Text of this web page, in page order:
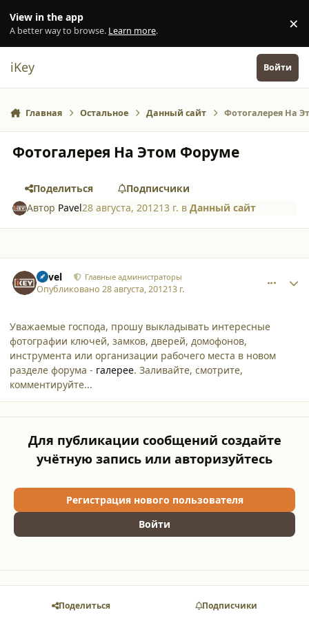
View in the app
A better way to browse. Learn more. ×
iKey Войти
Главная Остальное Данный сайт Фотогалерея На
Фотогалерея На Этом Форуме
Поделиться
Подписчики
Автор Pavel28 августа, 201213 г. вДанный сайт
Pavel Главные администраторы
Опубликовано28 августа, 201213 г.
Уважаемые господа, прошу выкладывать интересные
фотографии ключей, замков, дверей, домофонов,
инструмента или организации рабочего места в новом
разделе форума - галерее. Заливайте, смотрите,
комментируйте...
Для публикации сообщений создайте
учётную запись или авторизуйтесь
Регистрация нового пользователя
Войти
Поделиться Подписчики